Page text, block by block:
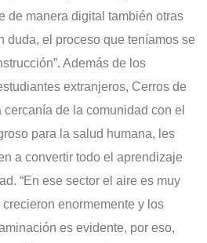
de manera digital también otras
duda, el proceso que teníamos se
Además de los
extranjeros, Cerros de
de la comunidad con el
para la salud humana, les
a convertir todo el aprendizaje
“En ese sector el aire es muy
enormemente y los
es evidente, por eso,